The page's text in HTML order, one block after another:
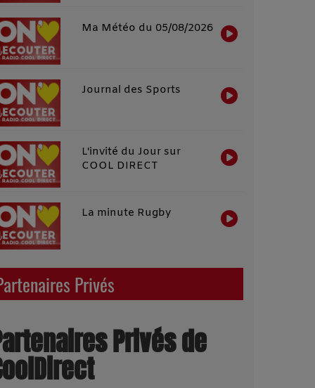
Ma Météo du 05/08/2026
Journal des Sports
L'invité du Jour sur
COOL DIRECT
La minute Rugby
Privés
Privés de